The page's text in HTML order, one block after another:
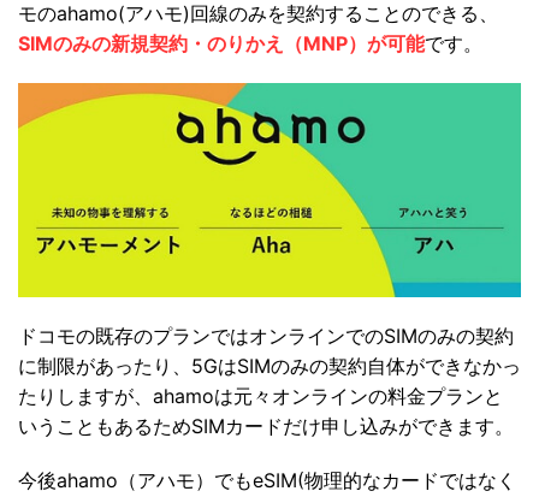
モのahamo(アハモ)回線のみを契約することのできる、
SIMのみの新規契約・のりかえ（MNP）が可能です。
ドコモの既存のプランではオンラインでのSIMのみの契約
に制限があったり、5GはSIMのみの契約自体ができなかっ
たりしますが、ahamoは元々オンラインの料金プランと
いうこともあるためSIMカードだけ申し込みができます。
今後ahamo（アハモ）でもeSIM(物理的なカードではなく